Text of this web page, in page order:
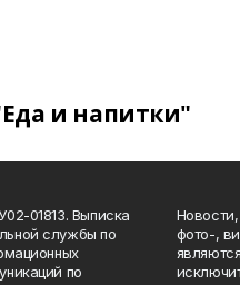
и напитки"
01813. Выписка
службы по
по
фото-,